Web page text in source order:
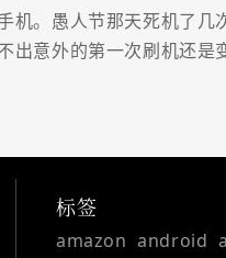
机。愚人节那天死机了
出意外的第一次刷机还
标签
amazon android